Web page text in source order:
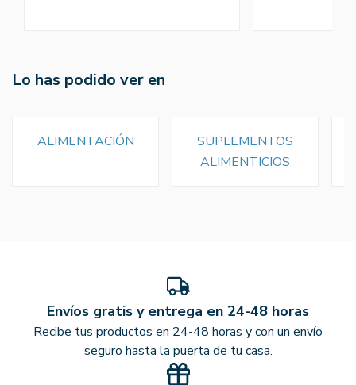
Lo has podido ver en
ALIMENTACIÓN
SUPLEMENTOS
ALIMENTICIOS
Envíos gratis y entrega en 24-48 horas
Recibe tus productos en 24-48 horas y con un envío
seguro hasta la puerta de tu casa.